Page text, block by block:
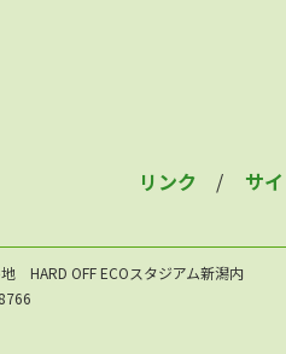
リンク サ
HARD OFF ECOスタジアム新潟内